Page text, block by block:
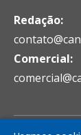
Redação:
Comercial: